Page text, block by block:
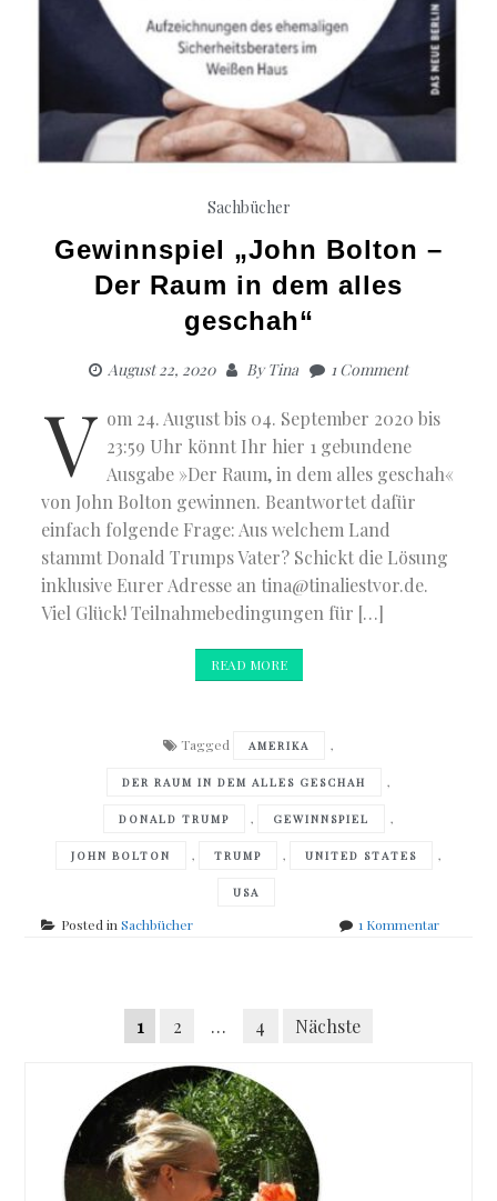
Sachbücher
Gewinnspiel „John Bolton –
Der Raum in dem alles
geschah“
August 22, 2020 ByTina 1 Comment
V om 24. August bis 04. September 2020 bis
23:59 Uhr könnt Ihr hier 1 gebundene
Ausgabe »Der Raum, in dem alles geschah«
von John Bolton gewinnen. Beantwortet dafür
einfach folgende Frage: Aus welchem Land
stammt Donald Trumps Vater? Schickt die Lösung
inklusive Eurer Adresse an tina@tinaliestvor.de.
Viel Glück! Teilnahmebedingungen für […]
READ MORE
Tagged AMERIKA ,
DER RAUM IN DEM ALLES GESCHAH ,
DONALD TRUMP , GEWINNSPIEL ,
JOHN BOLTON , TRUMP , UNITED STATES ,
USA
Posted inSachbücher 1 Kommentarzu
Posts
navigation
Seitennummerierung
Beiträge
1 2 … 4 Nächste